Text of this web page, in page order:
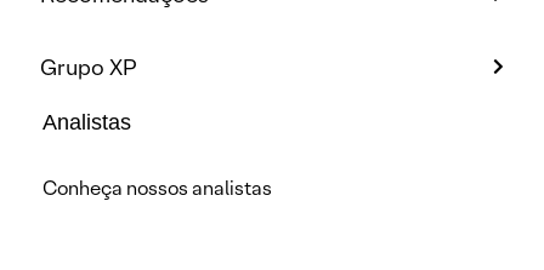
Grupo XP
Analistas
Conheça nossos analistas